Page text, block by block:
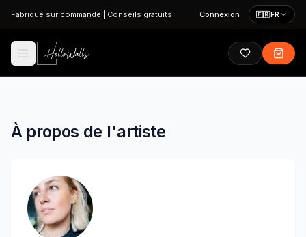
Aller au contenu principal
Fabriqué sur commande Conseils gratuits Connexion 🇫🇷FR
À propos de l'artiste